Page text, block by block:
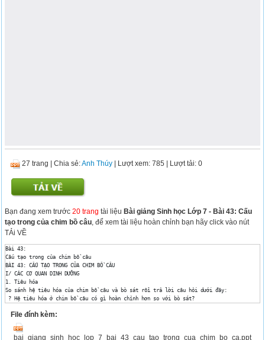
27 trang |Chia sẻ:Anh Thúy | Lượt xem: 785 | Lượt tải: 0
Bạn đang xem trước20 trang tài liệuBài giảng Sinh học Lớp 7 - Bài 43: Cấu
tạo trong của chim bồ câu , để xem tài liệu hoàn chỉnh bạn hãy click vào nút
TẢi VỀ
Bài 43:
Cấu tạo trong của chim bồ câu
BÀI 43: CẤU TẠO TRONG CỦA CHIM BỒ CÂU
I/ CÁC CƠ QUAN DINH DƯỠNG
1. Tiêu hóa
So sánh hệ tiêu hóa của chim bồ câu và bò sát rồi trả lời câu hỏi dưới đây:
? Hệ tiêu hóa ở chim bồ câu có gì hoàn chỉnh hơn so với bò sát?
Hệ tiêu hóa ở chim bồ câu hoàn chỉnh hơn bò sát vì thực quản có diều.
Vì dạ dày phân thành dạ dày tuyến và dạ dày cơ (dạ dày tuyến tiết dịch tiêu hóa, dạ
BÀI 43: CẤU TẠO TRONG CỦA CHIM BỒ CÂU
File đính kèm:
bai_giang_sinh_hoc_lop_7_bai_43_cau_tao_trong_cua_chim_bo_ca.ppt